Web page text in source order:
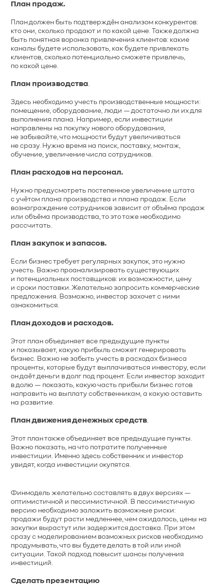
План продаж.
План должен быть подтверждён анализом конкурентов:
кто они, сколько продают и по какой цене. Также должна
быть понятная воронка привлечения клиентов: какие
каналы будете использовать, как будете привлекать
клиентов, сколько потенциально сможете привлечь,
по какой цене.
План производства.
Здесь необходимо учесть производственные мощности:
помещение, оборудование, люди — достаточно ли их для
выполнения плана. Например, если инвестиции
направлены на покупку нового оборудования,
не забывайте, что мощности будут увеличиваться
не сразу. Нужно время на поиск, поставку, монтаж,
обучение, увеличение числа сотрудников.
План расходов на персонал.
Нужно предусмотреть постепенное увеличение штата
с учётом плана производства и плана продаж. Если
вознаграждение сотрудников зависит от объёма продаж
или объёма производства, то это тоже необходимо
рассчитать.
План закупок и запасов.
Если бизнес требует регулярных закупок, это нужно
учесть. Важно проанализировать существующих
и потенциальных поставщиков: их возможности, цену
и сроки поставки. Желательно запросить коммерческие
предложения. Возможно, инвестор захочет с ними
ознакомиться.
План доходов и расходов.
Этот план объединяет все предыдущие пункты
и показывает, какую прибыль сможет генерировать
бизнес. Важно не забыть учесть в расходах бизнеса
проценты, которые будут выплачиваться инвестору, если
он даёт деньги в долг под процент. Если инвестор заходит
в долю — показать, какую часть прибыли бизнес готов
направить на выплату собственникам, а какую оставить
на развитие.
План движения денежных средств.
Этот план также объединяет все предыдущие пункты.
Важно показать, на что потратите полученные
инвестиции. Именно здесь собственник и инвестор
увидят, когда инвестиции окупятся.
Финмодель желательно составлять в двух версиях —
оптимистичной и пессимистичной. В пессимистичную
версию необходимо заложить возможные риски:
продажи будут расти медленнее, чем ожидалось, цены на
закупки вырастут или задержится доставка. При этом
сразу с моделированием возможных рисков необходимо
продумывать, что вы будете делать в той или иной
ситуации. Такой подход повысит шансы получения
инвестиций.
Сделать презентацию